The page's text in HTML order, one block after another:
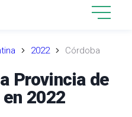
2022 Córdoba
Provincia de
2022